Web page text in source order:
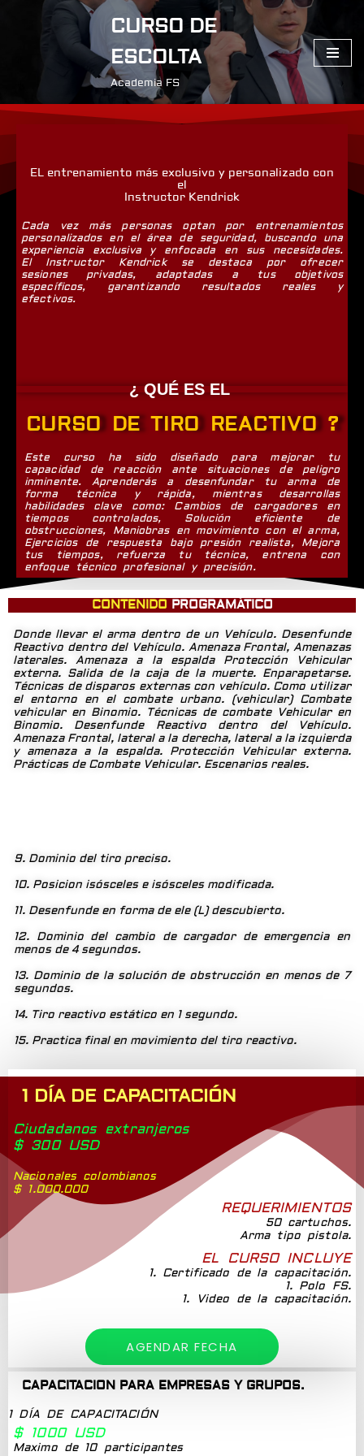
CURSO DE
ESCOLTA
Academia FS
EL entrenamiento más exclusivo y personalizado con
el
Instructor Kendrick
Cada vez más personas optan por entrenamientos
personalizados en el área de seguridad, buscando una
experiencia exclusiva y enfocada en sus necesidades.
El Instructor Kendrick se destaca por ofrecer
sesiones privadas, adaptadas a tus objetivos
específicos, garantizando resultados reales y
efectivos.
¿ QUÉ ES EL
CURSO DE TIRO REACTIVO ?
Este curso ha sido diseñado para mejorar tu
capacidad de reacción ante situaciones de peligro
inminente. Aprenderás a desenfundar tu arma de
forma técnica y rápida, mientras desarrollas
habilidades clave como: Cambios de cargadores en
tiempos controlados, Solución eficiente de
obstrucciones, Maniobras en movimiento con el arma,
Ejercicios de respuesta bajo presión realista, Mejora
tus tiempos, refuerza tu técnica, entrena con
enfoque técnico profesional y precisión.
CONTENIDO PROGRAMÁTICO
Donde llevar el arma dentro de un Vehículo. Desenfunde
Reactivo dentro del Vehículo. Amenaza Frontal, Amenazas
laterales. Amenaza a la espalda Protección Vehicular
externa. Salida de la caja de la muerte. Enparapetarse.
Técnicas de disparos externas con vehículo. Como utilizar
el entorno en el combate urbano. (vehicular) Combate
vehicular en Binomio. Técnicas de combate Vehicular en
Binomio. Desenfunde Reactivo dentro del Vehículo.
Amenaza Frontal, lateral a la derecha, lateral a la izquierda
y amenaza a la espalda. Protección Vehicular externa.
Prácticas de Combate Vehicular. Escenarios reales.
9. Dominio del tiro preciso.
10. Posicion isósceles e isósceles modificada.
11. Desenfunde en forma de ele (L) descubierto.
12. Dominio del cambio de cargador de emergencia en
menos de 4 segundos.
13. Dominio de la solución de obstrucción en menos de 7
segundos.
14. Tiro reactivo estático en 1 segundo.
15. Practica final en movimiento del tiro reactivo.
1 DÍA DE CAPACITACIÓN
Ciudadanos extranjeros
$ 300 USD
Nacionales colombianos
$ 1.000.000
REQUERIMIENTOS
50 cartuchos.
Arma tipo pistola.
EL CURSO INCLUYE
1. Certificado de la capacitación.
1. Polo FS.
1. Video de la capacitación.
AGENDAR FECHA
CAPACITACION PARA EMPRESAS Y GRUPOS.
1 DÍA DE CAPACITACIÓN
$ 1000 USD
Maximo de 10 participantes